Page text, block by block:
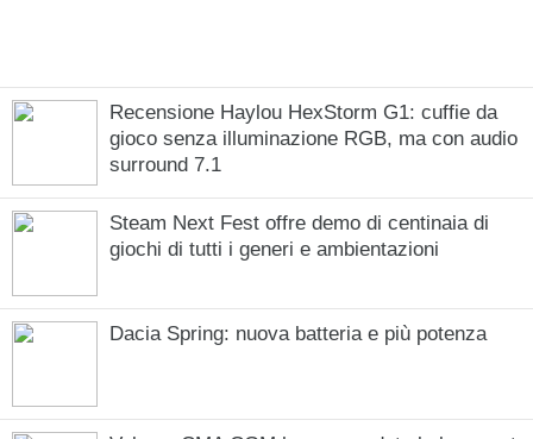
Recensione Haylou HexStorm G1: cuffie da
gioco senza illuminazione RGB, ma con audio
surround 7.1
Steam Next Fest offre demo di centinaia di
giochi di tutti i generi e ambientazioni
Dacia Spring: nuova batteria e più potenza